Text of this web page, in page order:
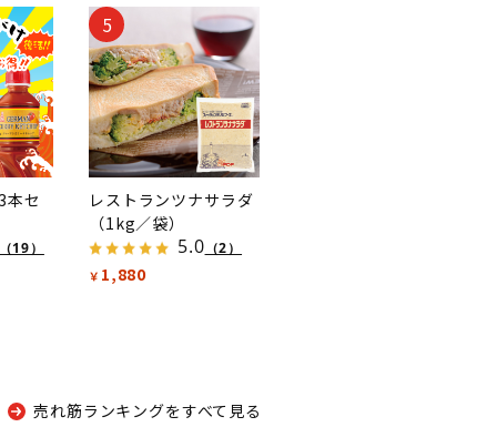
本セ
19）
5
レストランツナサラダ
（1kg／袋）
5.0 （2）
￥ 1,880
売れ筋ランキングをすべて見る